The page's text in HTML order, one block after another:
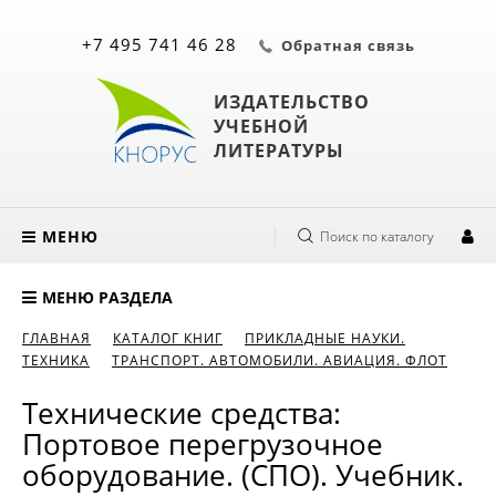
ИЗДАТЕЛЬСТВО
УЧЕБНОЙ
ЛИТЕРАТУРЫ
+7 495 741 46 28 Обратная связь
МЕНЮ Поиск по каталогу
МЕНЮ РАЗДЕЛА
ГЛАВНАЯ КАТАЛОГ КНИГ
ПРИКЛАДНЫЕ НАУКИ.
ТЕХНИКА
ТРАНСПОРТ. АВТОМОБИЛИ. АВИАЦИЯ. ФЛОТ
Технические средства:
Портовое перегрузочное
оборудование. (СПО). Учебник.